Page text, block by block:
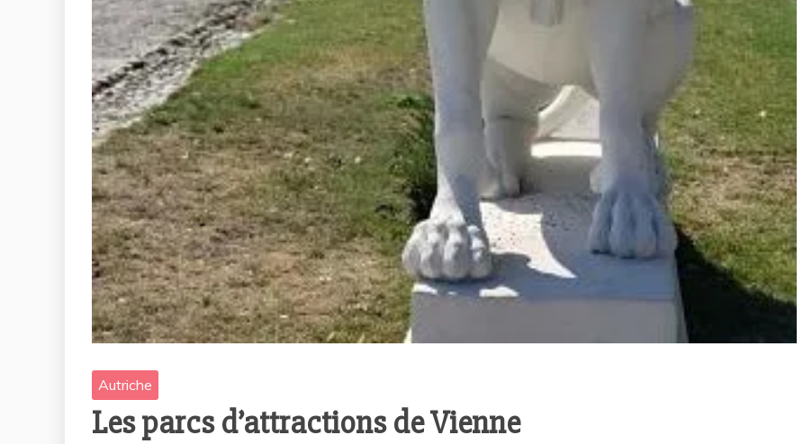
Autriche
Les parcs d’attractions de Vienne